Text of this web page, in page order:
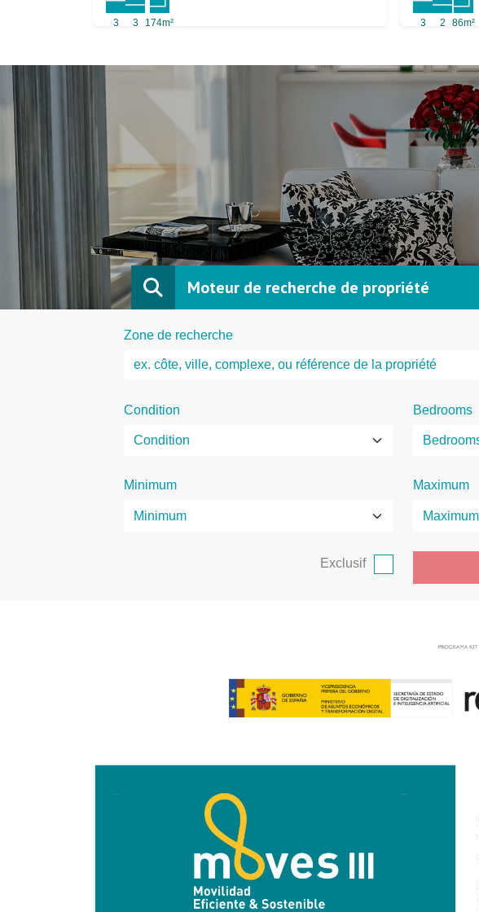
3 3 174m² 3 2 86m²
Moteur de recherche de propriété
Zone de recherche
Condition Bedrooms
Minimum Maximum
Exclusif